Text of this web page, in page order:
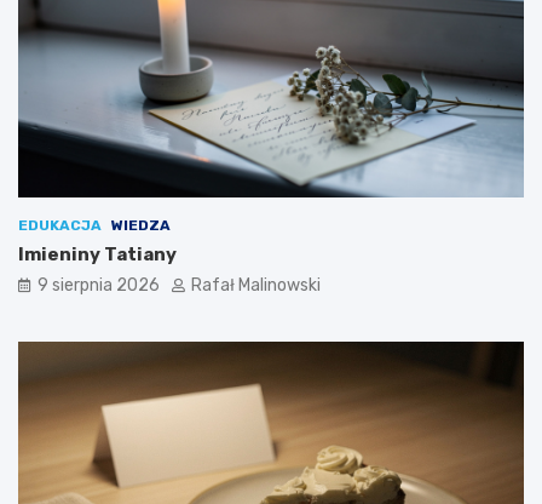
EDUKACJA WIEDZA
Imieniny Tatiany
9 sierpnia 2026 Rafał Malinowski